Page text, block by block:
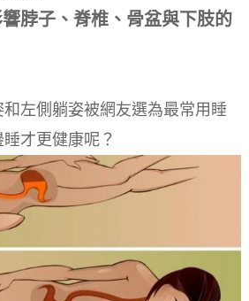
脖子、脊椎、骨盆與下肢的
左側躺姿被網友選為最常用睡
才更健康呢？